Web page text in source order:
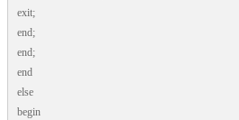
exit;
end;
end;
end
else
begin